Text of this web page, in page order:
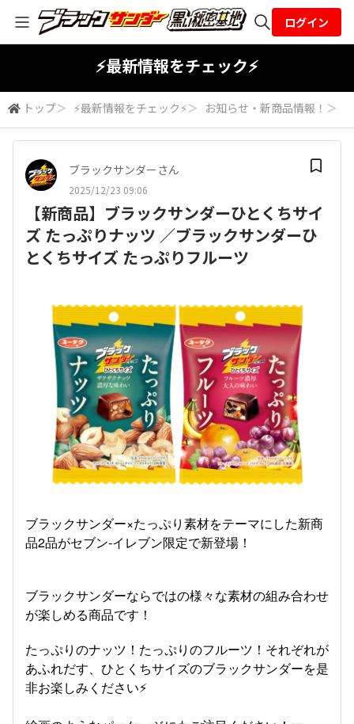
ログイン
⚡最新情報をチェック⚡
トップ＞ ⚡最新情報をチェック⚡＞ お知らせ・新商品情報！ ＞
ブラックサンダーさん
2025/12/23 09:06
【新商品】ブラックサンダーひとくちサイ
ズ たっぷりナッツ ／ブラックサンダーひ
とくちサイズ たっぷりフルーツ
ブラックサンダー×たっぷり素材をテーマにした新商
品2品がセブン‐イレブン限定で新登場！
ブラックサンダーならではの様々な素材の組み合わせ
が楽しめる商品です！
たっぷりのナッツ！たっぷりのフルーツ！それぞれが
あふれだす、ひとくちサイズのブラックサンダーを是
非お楽しみください⚡